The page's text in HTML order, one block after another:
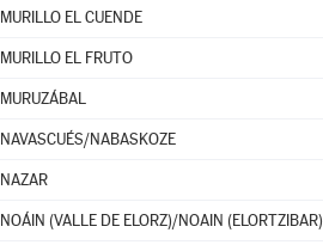
MURILLO EL CUENDE
MURILLO EL FRUTO
MURUZÁBAL
NAVASCUÉS/NABASKOZE
NAZAR
NOÁIN (VALLE DE ELORZ)/NOAIN (ELORTZIBAR)